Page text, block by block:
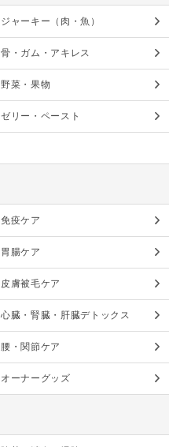
ジャーキー（肉・魚）
骨・ガム・アキレス
野菜・果物
ゼリー・ペースト
免疫ケア
胃腸ケア
皮膚被毛ケア
心臓・腎臓・肝臓デトックス
腰・関節ケア
オーナーグッズ